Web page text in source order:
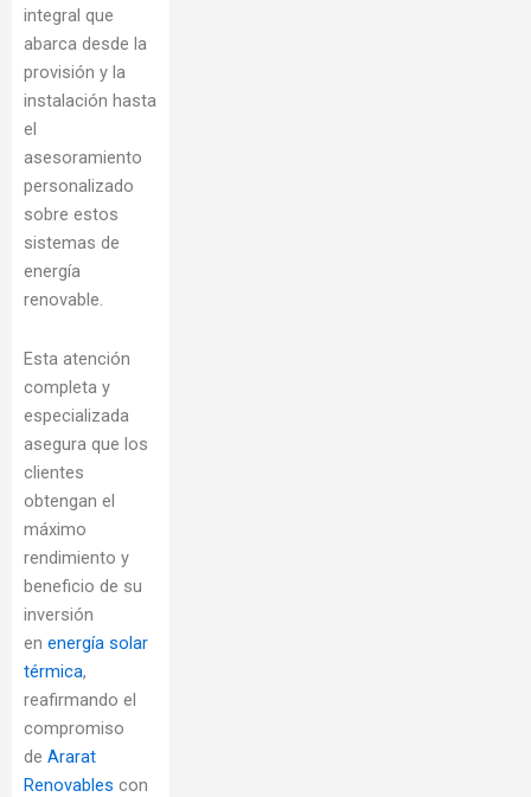
integral que
abarca desde la
provisión y la
instalación hasta
el
asesoramiento
personalizado
sobre estos
sistemas de
energía
renovable.
Esta atención
completa y
especializada
asegura que los
clientes
obtengan el
máximo
rendimiento y
beneficio de su
inversión
en energía solar
térmica,
reafirmando el
compromiso
de Ararat
Renovables con